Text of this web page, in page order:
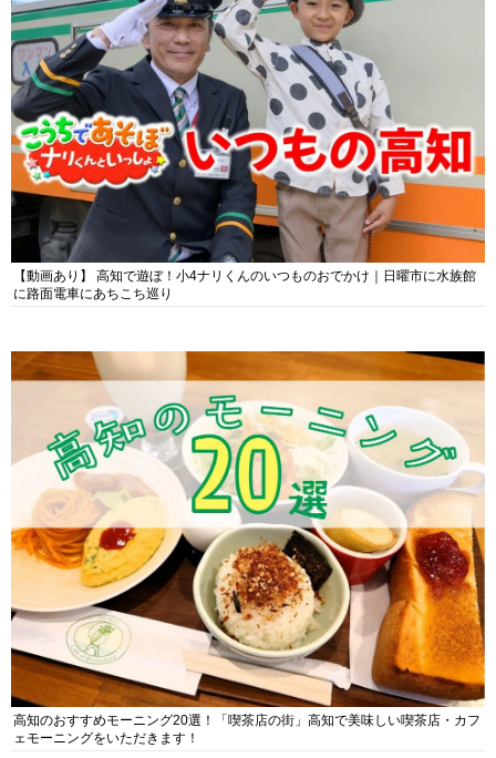
【動画あり】 高知で遊ぼ！小4ナリくんのいつものおでかけ｜日曜市に水族館
に路面電車にあちこち巡り
高知のおすすめモーニング20選！「喫茶店の街」高知で美味しい喫茶店・カフ
ェモーニングをいただきます！